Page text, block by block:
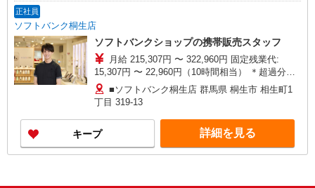
正社員
ソフトバンク桐生店
ソフトバンクショップの携帯販売スタッフ
月給 215,307円 〜 322,960円 固定残業代:
15,307円 〜 22,960円（10時間相当） ＊超過分は
追加支給 試用期間あり 3ヶ月 ※経験・能力による
【試用期間】月給 215307 円 〜 322960 円
■ソフトバンク桐生店 群馬県 桐生市 相生町1
丁目 319‐13
キープ 詳細を見る